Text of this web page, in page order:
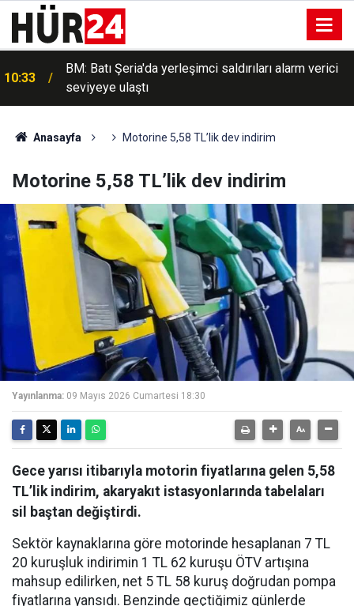
10:33
BM: Batı Şeria'da yerleşimci saldırıları alarm verici
seviyeye ulaştı
Anasayfa Motorine 5,58 TL’lik dev indirim
Motorine 5,58 TL’lik dev indirim
Yayınlanma: 09 Mayıs 2026 Cumartesi 18:30
Gece yarısı itibarıyla motorin fiyatlarına gelen 5,58
TL’lik indirim, akaryakıt istasyonlarında tabelaları
sil baştan değiştirdi.
Sektör kaynaklarına göre motorinde hesaplanan 7 TL
20 kuruşluk indirimin 1 TL 62 kuruşu ÖTV artışına
mahsup edilirken, net 5 TL 58 kuruş doğrudan pompa
fiyatlarına yansıdı. Benzinde geçtiğimiz günlerde